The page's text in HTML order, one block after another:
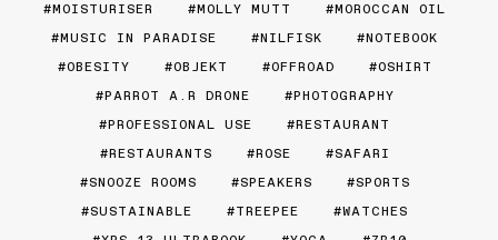
MOISTURISER
MOLLY MUTT
MOROCCAN OIL
MUSIC IN PARADISE
NILFISK
NOTEBOOK
OBESITY
OBJEKT OFFROAD
OSHIRT
PARROT A.R DRONE
PHOTOGRAPHY
PROFESSIONAL USE
RESTAURANT
RESTAURANTS
ROSE
SAFARI
SNOOZE ROOMS
SPEAKERS
SPORTS
SUSTAINABLE
TREEPEE
WATCHES